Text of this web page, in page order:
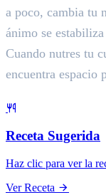
a poco, cambia tu
ánimo se
Cuando nutres tu
encuentra espacio
Receta Sugerida
Haz clic para ver la
Ver Receta